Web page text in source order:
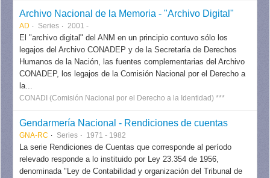
Archivo Nacional de la Memoria - "Archivo Digital"
AD Series 2001 -
El "archivo digital" del ANM en un principio contuvo sólo los
legajos del Archivo CONADEP y de la Secretaría de Derechos
Humanos de la Nación, las fuentes complementarias del Archivo
CONADEP, los legajos de la Comisión Nacional por el Derecho a
la...
CONADI (Comisión Nacional por el Derecho a la Identidad) ***
Gendarmería Nacional - Rendiciones de cuentas
GNA-RC Series 1971 - 1982
La serie Rendiciones de Cuentas que corresponde al período
relevado responde a lo instituido por Ley 23.354 de 1956,
denominada "Ley de Contabilidad y organización del Tribunal de